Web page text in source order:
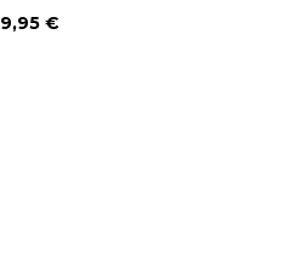
9,95 €